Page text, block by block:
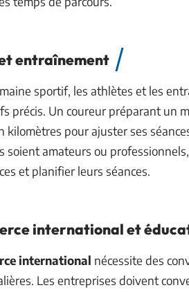
entraînement
sportif, les athlètes et les
précis. Un coureur préparant un
kilomètres pour ajuster ses
soient amateurs ou
et planifier leurs séances.
international et
international nécessite des
Les entreprises doivent